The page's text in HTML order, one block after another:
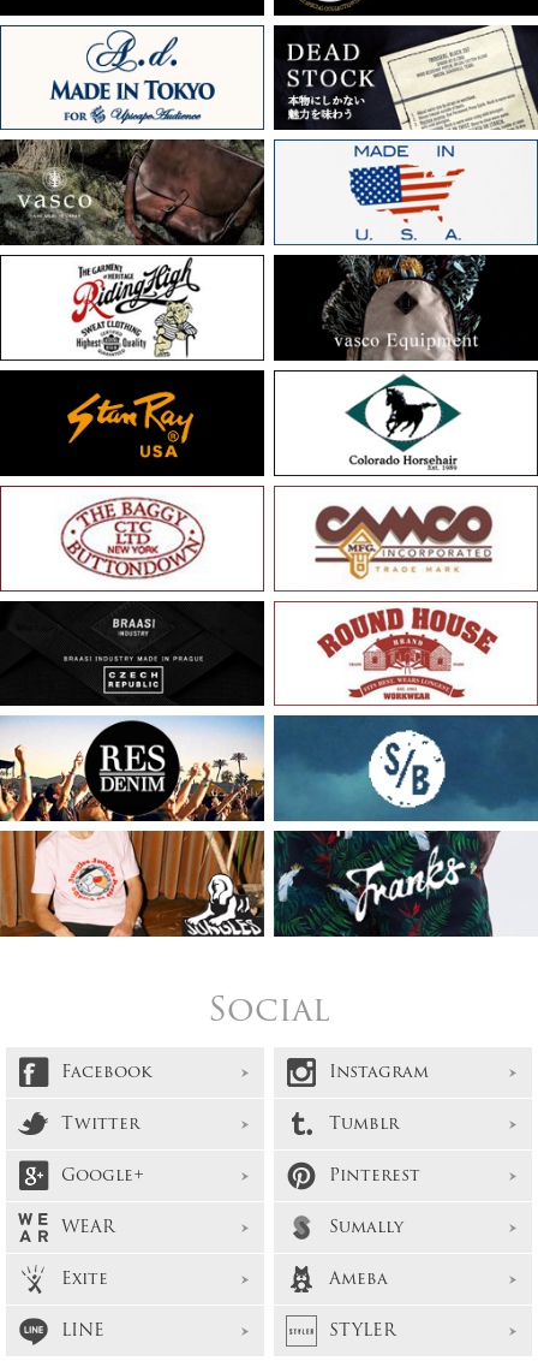
Social
Facebook
Instagram
Twitter
Tumblr
Google+
Pinterest
WEAR
Sumally
Exite
Ameba
LINE
STYLER